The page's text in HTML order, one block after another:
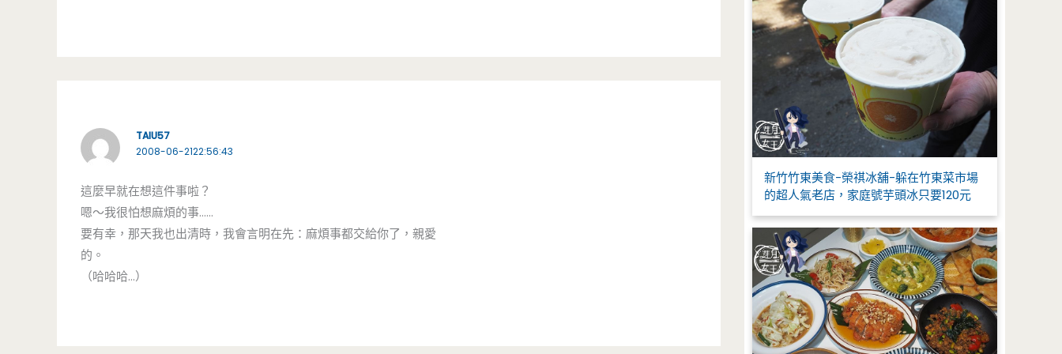
TAIU57
2008-06-2122:56:43
這麼早就在想這件事啦？
嗯～我很怕想麻煩的事……
要有幸，那天我也出清時，我會言明在先：麻煩事都交給你了，親愛
的。
（哈哈哈…）
新竹竹東美食-榮祺冰舖-躲在竹東菜市場
的超人氣老店，家庭號芋頭冰只要120元